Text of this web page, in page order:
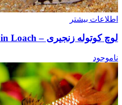
اطلاعات بیشتر
لوچ کوتوله زنجیری – Dwarf Chain Loach
ناموجود